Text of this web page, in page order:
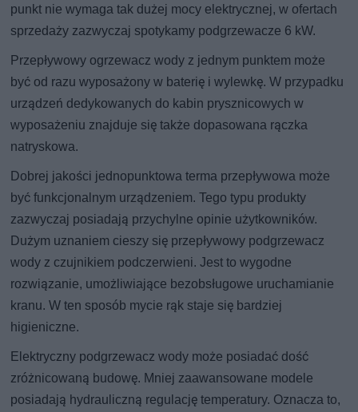
punkt nie wymaga tak dużej mocy elektrycznej, w ofertach
sprzedaży zazwyczaj spotykamy podgrzewacze 6 kW.
Przepływowy ogrzewacz wody z jednym punktem może
być od razu wyposażony w baterię i wylewkę. W przypadku
urządzeń dedykowanych do kabin prysznicowych w
wyposażeniu znajduje się także dopasowana rączka
natryskowa.
Dobrej jakości jednopunktowa terma przepływowa może
być funkcjonalnym urządzeniem. Tego typu produkty
zazwyczaj posiadają przychylne opinie użytkowników.
Dużym uznaniem cieszy się przepływowy podgrzewacz
wody z czujnikiem podczerwieni. Jest to wygodne
rozwiązanie, umożliwiające bezobsługowe uruchamianie
kranu. W ten sposób mycie rąk staje się bardziej
higieniczne.
Elektryczny podgrzewacz wody może posiadać dość
zróżnicowaną budowę. Mniej zaawansowane modele
posiadają hydrauliczną regulację temperatury. Oznacza to,